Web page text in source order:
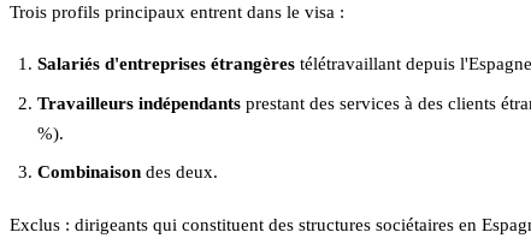
Trois profils principaux entrent dans le visa :
Salariés d'entreprises étrangèrestélétravaillant depuis
Travailleurs indépendantsprestant des services à des clients
%).
Combinaisondes deux.
Exclus : dirigeants qui constituent des structures sociétaires en